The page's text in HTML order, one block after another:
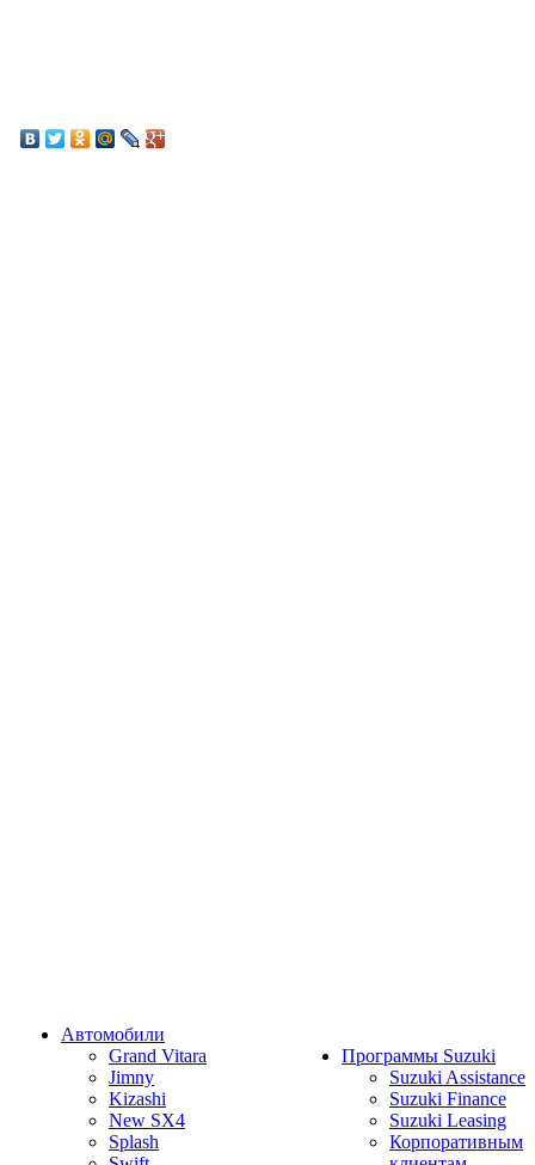
Автомобили
Grand Vitara
Jimny
Kizashi
New SX4
Splash
Программы Suzuki
Suzuki Assistance
Suzuki Finance
Suzuki Leasing
Корпоративным